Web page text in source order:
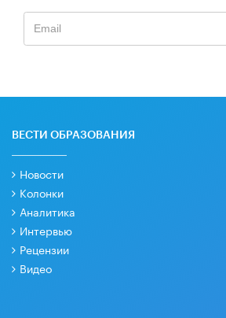
ВЕСТИ ОБРАЗОВАНИЯ
Новости
Колонки
Аналитика
Интервью
Рецензии
Видео